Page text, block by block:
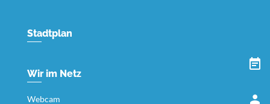
Stadtplan
Wir im Netz
Webcam